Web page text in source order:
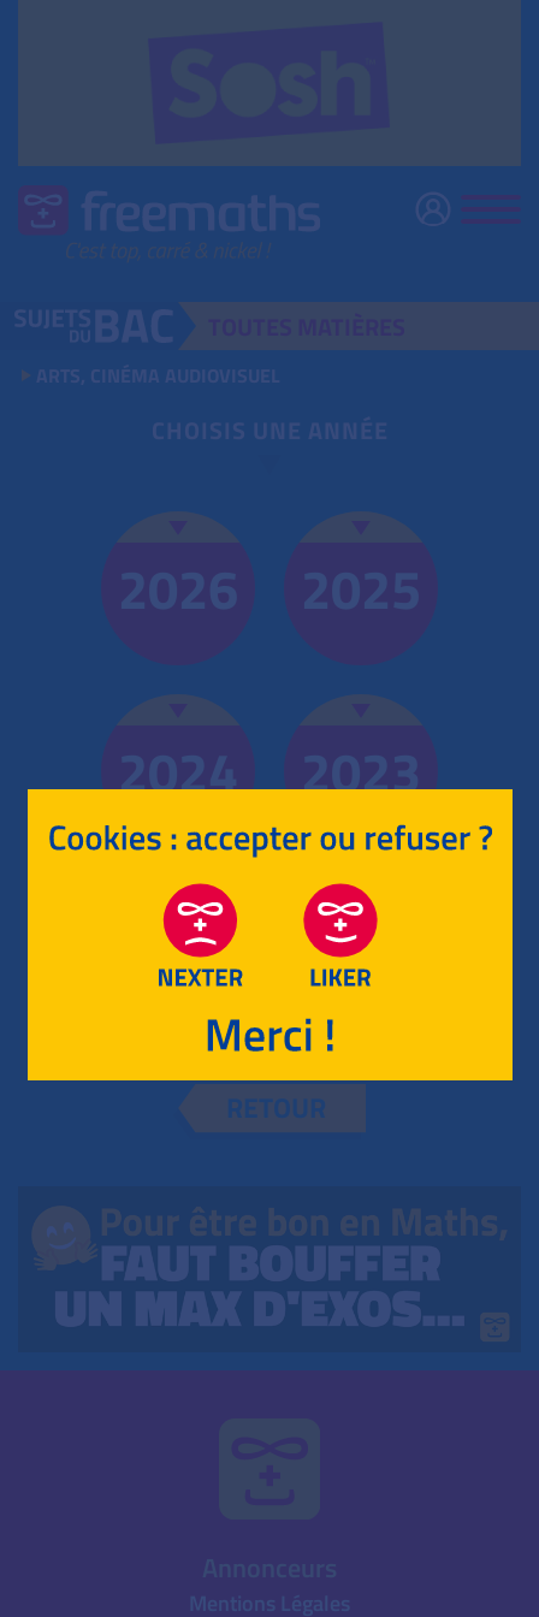
ARTS, CINÉMA AUDIOVISUEL
CHOISIS UNE ANNÉE
2026 2025
2024 2023
2022
RETOUR
Mentions Légales